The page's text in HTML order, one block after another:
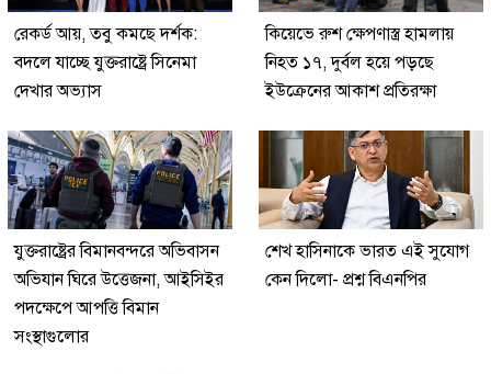
রেকর্ড আয়, তবু কমছে দর্শক:
বদলে যাচ্ছে যুক্তরাষ্ট্রে সিনেমা
দেখার অভ্যাস
কিয়েভে রুশ ক্ষেপণাস্ত্র হামলায়
নিহত ১৭, দুর্বল হয়ে পড়ছে
ইউক্রেনের আকাশ প্রতিরক্ষা
যুক্তরাষ্ট্রের বিমানবন্দরে অভিবাসন
অভিযান ঘিরে উত্তেজনা, আইসিইর
পদক্ষেপে আপত্তি বিমান
সংস্থাগুলোর
শেখ হাসিনাকে ভারত এই সুযোগ
কেন দিলো- প্রশ্ন বিএনপির